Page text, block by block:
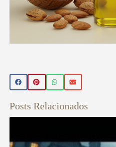
🌿 Realce sua beleza de
produtos de beleza veganos
Posts Relacionados